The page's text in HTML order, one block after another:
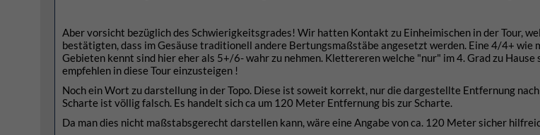
Aber vorsicht bezüglich des Schwierigkeitsgrades! Wir hatten Kontakt zu Einheimischen in der Tour,
bestätigten, dass im Gesäuse traditionell andere Bertungsmaßstäbe angesetzt werden. Eine 4/4+ wie
Gebieten kennt sind hier eher als 5+/6- wahr zu nehmen. Klettereren welche "nur" im 4. Grad zu Hause
empfehlen in diese Tour einzusteigen !
Noch ein Wort zu darstellung in der Topo. Diese ist soweit korrekt, nur die dargestellte Entfernung
Scharte ist völlig falsch. Es handelt sich ca um 120 Meter Entfernung bis zur Scharte.
Da man dies nicht maßstabsgerecht darstellen kann, wäre eine Angabe von ca. 120 Meter sicher